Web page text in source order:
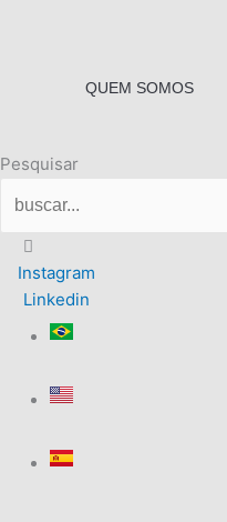
QUEM SOMOS
Pesquisar
Instagram
Linkedin